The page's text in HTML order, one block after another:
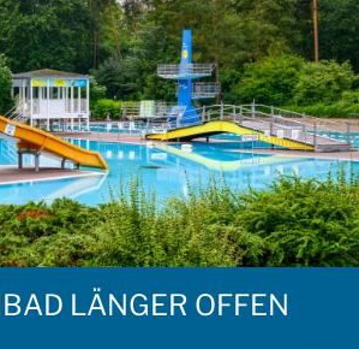
SERVICE
LÄNGER OFFEN